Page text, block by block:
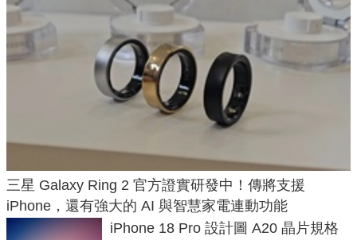
三星 Galaxy Ring 2 官方證實研發中！傳將支援
iPhone，還有強大的 AI 與智慧家電連動功能
iPhone 18 Pro 設計圖 A20 晶片規格